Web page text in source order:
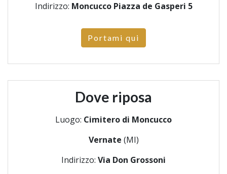
Indirizzo: Moncucco Piazza de Gasperi 5
Portami qui
Dove riposa
Luogo: Cimitero di Moncucco
Vernate (MI)
Indirizzo: Via Don Grossoni